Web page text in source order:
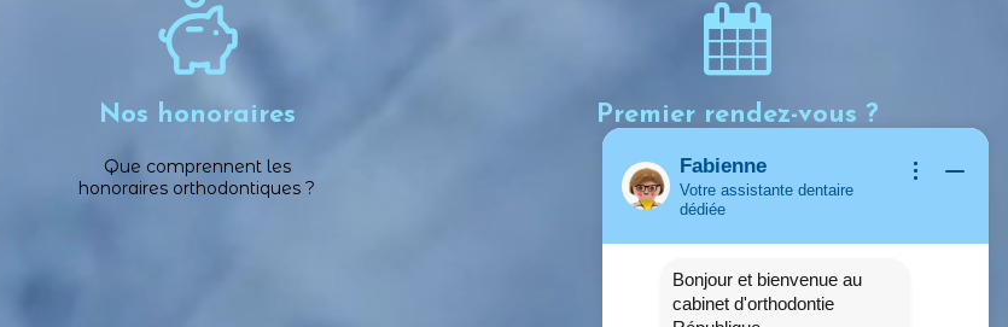
Nos honoraires
Que comprennent les
honoraires orthodontiques ?
Premier rendez-vous ?
Cliquez ici
Fabienne
Votre assistante dentaire
dédiée
Bonjour et bienvenue au
cabinet d'orthodontie